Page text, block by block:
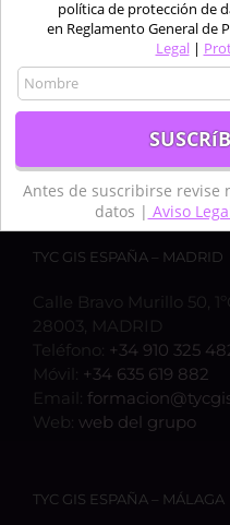
TYC GIS ESPAÑA – MADRID
Calle Bravo Murillo 50,
28003, MADRID
Teléfono: +34 910 325
Móvil: +34 635 619 882
Email:
Web: web del grupo
TYC GIS ESPAÑA – MÁLAGA
política de protección de
en Reglamento General de
Legal|
Antes de suscribirse revise
datos | Aviso